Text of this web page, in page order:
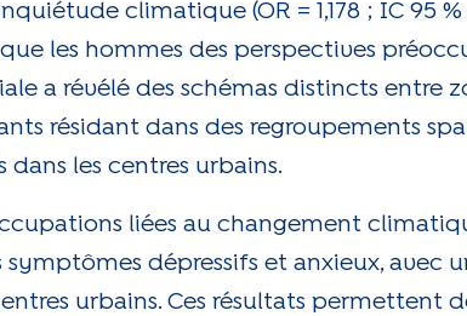
climatique (OR = 1,178 ; IC 95 % :
les hommes des perspectives
a révélé des schémas distincts entre
résidant dans des regroupements
les centres urbains.
liées au changement
dépressifs et anxieux, avec
urbains. Ces résultats permettent